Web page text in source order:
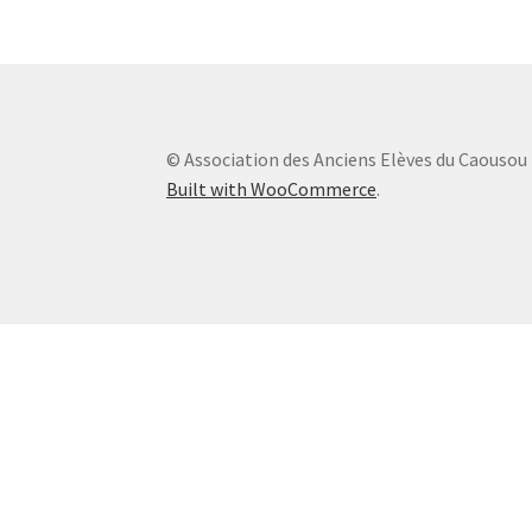
© Association des Anciens Elèves du Caousou
Built with WooCommerce.